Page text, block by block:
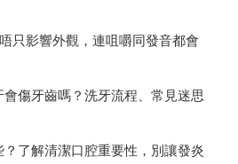
只影響外觀，連咀嚼同發音都會
傷牙齒嗎？洗牙流程、常見迷思
了解清潔口腔重要性，別讓發炎